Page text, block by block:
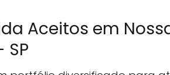
Aceitos em